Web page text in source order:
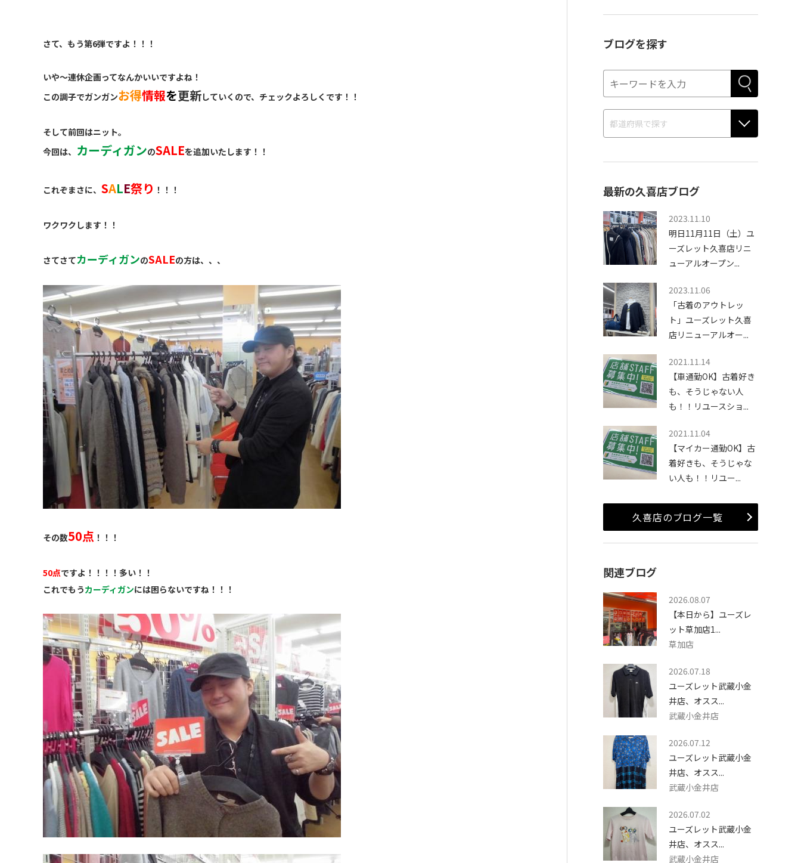
さて、もう第6弾ですよ！！！
いや〜連休企画ってなんかいいですよね！
この調子でガンガンお得情報を更新していくので、チェックよろしくです！！
そして前回はニット。
今回は、 カーディガンのSALEを追加いたします！！
これぞまさに、 SALE祭り ！！！
ワクワクします！！
さてさてカーディガンのSALEの方は、、、
その数50点 ！！！
50点ですよ！！！！多い！！
これでもうカーディガンには困らないですね！！！
ブログを探す
最新の久喜店ブログ
2023.11.10
明日11月11日（土）ユ
ーズレット久喜店リニ
ューアルオープン...
2023.11.06
「古着のアウトレッ
ト」ユーズレット久喜
店リニューアルオー...
2021.11.14
【車通勤OK】古着好き
も、そうじゃない人
も！！リユースショ...
2021.11.04
【マイカー通勤OK】古
着好きも、そうじゃな
い人も！！リユー...
久喜店のブログ一覧
関連ブログ
2026.08.07
【本日から】ユーズレ
ット草加店1...
草加店
2026.07.18
ユーズレット武蔵小金
井店、オスス...
武蔵小金井店
2026.07.12
ユーズレット武蔵小金
井店、オスス...
武蔵小金井店
2026.07.02
ユーズレット武蔵小金
井店、オスス...
武蔵小金井店